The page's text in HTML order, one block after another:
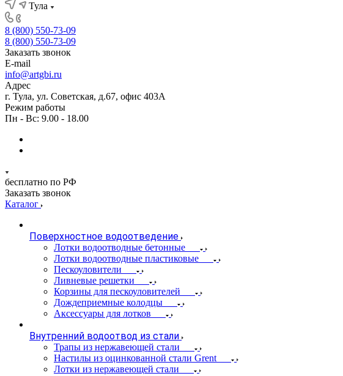
Тула
8 (800) 550-73-09
8 (800) 550-73-09
Заказать звонок
E-mail
info@artgbi.ru
Адрес
г. Тула, ул. Советская, д.67, офис 403А
Режим работы
Пн - Вс: 9.00 - 18.00
бесплатно по РФ
Заказать звонок
Каталог
Поверхностное водоотведение
Лотки водоотводные бетонные
Лотки водоотводные пластиковые
Пескоуловители
Ливневые решетки
Корзины для пескоуловителей
Дождеприемные колодцы
Аксессуары для лотков
Внутренний водоотвод из стали
Трапы из нержавеющей стали
Настилы из оцинкованной стали Grent
Лотки из нержавеющей стали